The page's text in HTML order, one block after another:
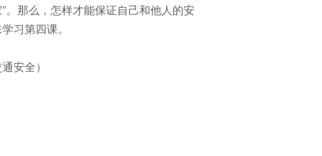
。那么，怎样才能保证自己和他人的安
习第四课。
安全）